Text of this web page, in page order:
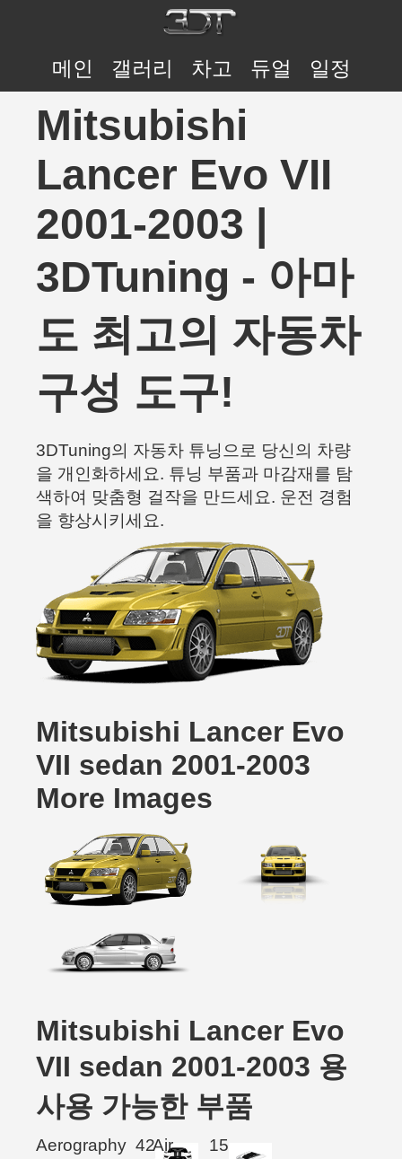
메인 갤러리 차고 듀얼 일정
Mitsubishi
Lancer Evo VII
2001-2003 |
3DTuning - 아마
도 최고의 자동차
구성 도구!
3DTuning의 자동차 튜닝으로 당신의 차량
을 개인화하세요. 튜닝 부품과 마감재를 탐
색하여 맞춤형 걸작을 만드세요. 운전 경험
을 향상시키세요.
Mitsubishi Lancer Evo
VII sedan 2001-2003
More Images
Mitsubishi Lancer Evo
VII sedan 2001-2003 용
사용 가능한 부품
Aerography 42Air
15